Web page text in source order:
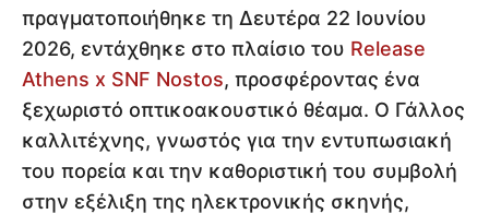
πραγματοποιήθηκε τη Δευτέρα 22 Ιουνίου
2026, εντάχθηκε στο πλαίσιο του Release
Athens x SNF Nostos, προσφέροντας ένα
ξεχωριστό οπτικοακουστικό θέαμα. Ο Γάλλος
καλλιτέχνης, γνωστός για την εντυπωσιακή
του πορεία και την καθοριστική του συμβολή
στην εξέλιξη της ηλεκτρονικής σκηνής,